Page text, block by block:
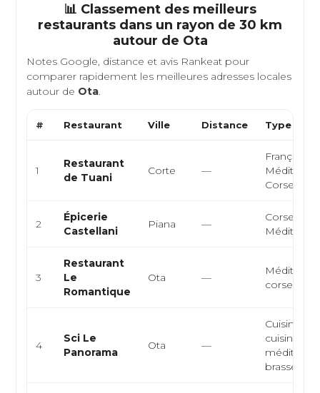
📊 Classement des meilleurs
restaurants dans un rayon de 30 km
autour de Ota
Notes Google, distance et avis Rankeat pour
comparer rapidement les meilleures adresses locales
autour de Ota.
# Restaurant Ville Distance Type de
1
Restaurant
de Tuani
Corte —
Française,
Corse
2
Épicerie
Castellani
Piana —
Corse,
3
Restaurant
Le
Romantique
Ota —
corse,
4
Sci Le
Panorama
Ota —
Cuisine
cuisine
brasserie